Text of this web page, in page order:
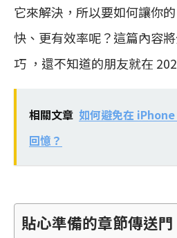
它來解決，所以要如何讓你
快、更有效率呢？這篇內容
巧 ，還不知道的朋友就在
相關文章 如何避免在
回憶？
貼心準備的章節傳送門